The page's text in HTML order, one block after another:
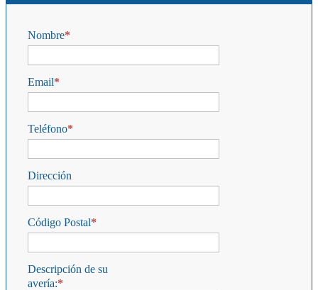
Nombre
Email
Teléfono
Dirección
Código Postal
Descripción de su
avería: